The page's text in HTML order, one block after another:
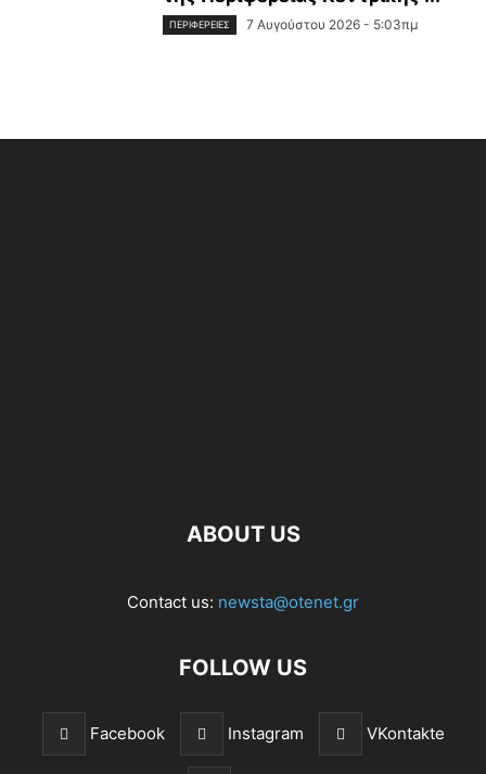
ΠΕΡΙΦΈΡΕΙΕΣ 7 Αυγούστου 2026 - 5:03πμ
ABOUT US
Contact us: newsta@otenet.gr
FOLLOW US
Facebook Instagram VKontakte